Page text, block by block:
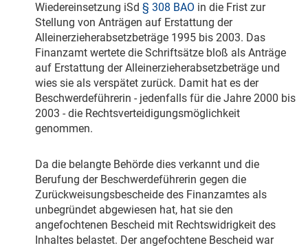
Wiedereinsetzung iSd § 308 BAO in die Frist zur
Stellung von Anträgen auf Erstattung der
Alleinerzieherabsetzbeträge 1995 bis 2003. Das
Finanzamt wertete die Schriftsätze bloß als Anträge
auf Erstattung der Alleinerzieherabsetzbeträge und
wies sie als verspätet zurück. Damit hat es der
Beschwerdeführerin - jedenfalls für die Jahre 2000 bis
2003 - die Rechtsverteidigungsmöglichkeit
genommen.
Da die belangte Behörde dies verkannt und die
Berufung der Beschwerdeführerin gegen die
Zurückweisungsbescheide des Finanzamtes als
unbegründet abgewiesen hat, hat sie den
angefochtenen Bescheid mit Rechtswidrigkeit des
Inhaltes belastet. Der angefochtene Bescheid war